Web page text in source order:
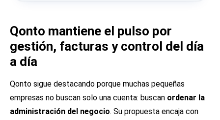
Qonto mantiene el pulso por
gestión, facturas y control del día
a día
Qonto sigue destacando porque muchas pequeñas
empresas no buscan solo una cuenta: buscan ordenar la
administración del negocio. Su propuesta encaja con